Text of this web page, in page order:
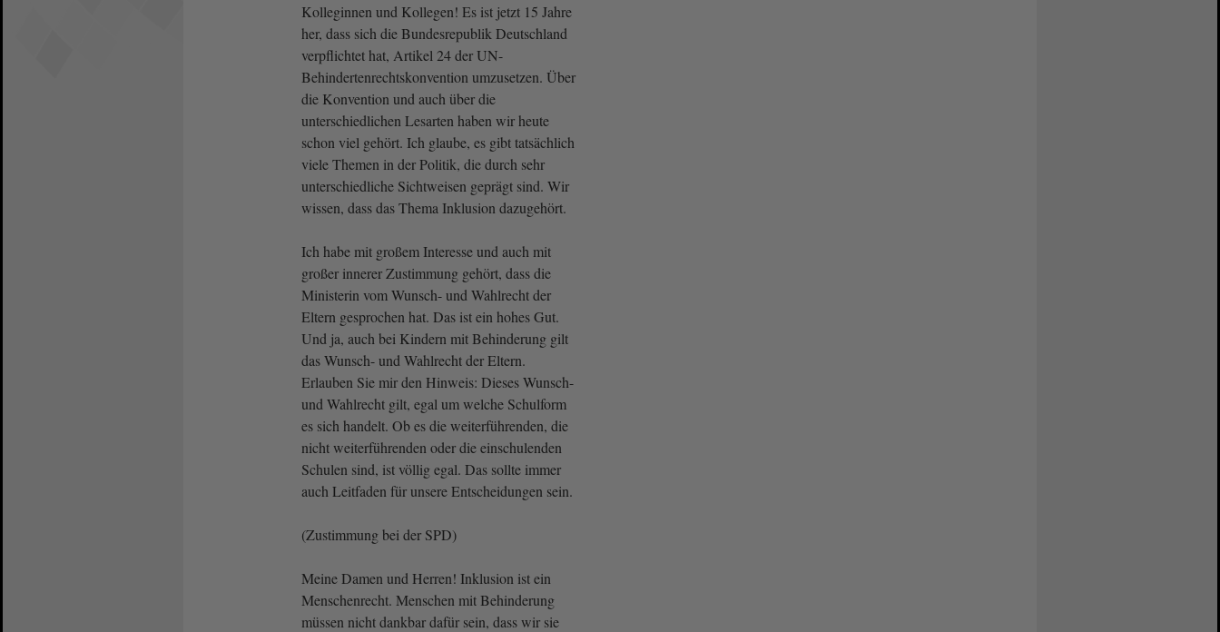
Kolleginnen und Kollegen! Es ist jetzt 15 Jahre
her, dass sich die Bundesrepublik Deutschland
verpflichtet hat, Artikel 24 der UN-
Behindertenrechtskonvention umzusetzen. Über
die Konvention und auch über die
unterschiedlichen Lesarten haben wir heute
schon viel gehört. Ich glaube, es gibt tatsächlich
viele Themen in der Politik, die durch sehr
unterschiedliche Sichtweisen geprägt sind. Wir
wissen, dass das Thema Inklusion dazugehört.
Ich habe mit großem Interesse und auch mit
großer innerer Zustimmung gehört, dass die
Ministerin vom Wunsch- und Wahlrecht der
Eltern gesprochen hat. Das ist ein hohes Gut.
Und ja, auch bei Kindern mit Behinderung gilt
das Wunsch- und Wahlrecht der Eltern.
Erlauben Sie mir den Hinweis: Dieses Wunsch-
und Wahlrecht gilt, egal um welche Schulform
es sich handelt. Ob es die weiterführenden, die
nicht weiterführenden oder die einschulenden
Schulen sind, ist völlig egal. Das sollte immer
auch Leitfaden für unsere Entscheidungen sein.
(Zustimmung bei der SPD)
Meine Damen und Herren! Inklusion ist ein
Menschenrecht. Menschen mit Behinderung
müssen nicht dankbar dafür sein, dass wir sie